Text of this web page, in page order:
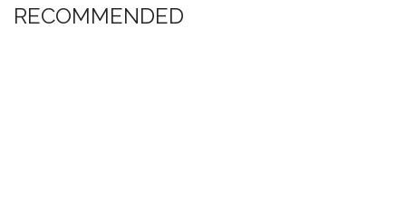
RECOMMENDED